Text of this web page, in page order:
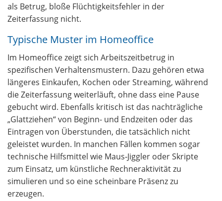
als Betrug, bloße Flüchtigkeitsfehler in der
Zeiterfassung nicht.
Typische Muster im Homeoffice
Im Homeoffice zeigt sich Arbeitszeitbetrug in
spezifischen Verhaltensmustern. Dazu gehören etwa
längeres Einkaufen, Kochen oder Streaming, während
die Zeiterfassung weiterläuft, ohne dass eine Pause
gebucht wird. Ebenfalls kritisch ist das nachträgliche
„Glattziehen“ von Beginn- und Endzeiten oder das
Eintragen von Überstunden, die tatsächlich nicht
geleistet wurden. In manchen Fällen kommen sogar
technische Hilfsmittel wie Maus‑Jiggler oder Skripte
zum Einsatz, um künstliche Rechneraktivität zu
simulieren und so eine scheinbare Präsenz zu
erzeugen.